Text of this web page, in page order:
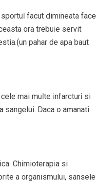
facut dimineata face
ora trebuie servit
pahar de apa baut
mai multe infarcturi si
sangelui. Daca o amanati
Chimioterapia si
a organismului, sansele